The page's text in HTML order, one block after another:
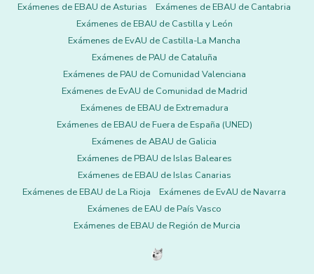
Exámenes de EBAU de Asturias
Exámenes de EBAU de Cantabria
Exámenes de EBAU de Castilla y León
Exámenes de EvAU de Castilla-La Mancha
Exámenes de PAU de Cataluña
Exámenes de PAU de Comunidad Valenciana
Exámenes de EvAU de Comunidad de Madrid
Exámenes de EBAU de Extremadura
Exámenes de EBAU de Fuera de España (UNED)
Exámenes de ABAU de Galicia
Exámenes de PBAU de Islas Baleares
Exámenes de EBAU de Islas Canarias
Exámenes de EBAU de La Rioja
Exámenes de EvAU de Navarra
Exámenes de EAU de País Vasco
Exámenes de EBAU de Región de Murcia